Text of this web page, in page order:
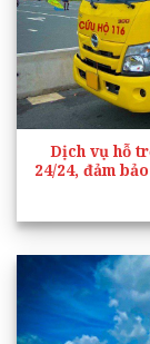
Dịch vụ hỗ
24/24, đảm